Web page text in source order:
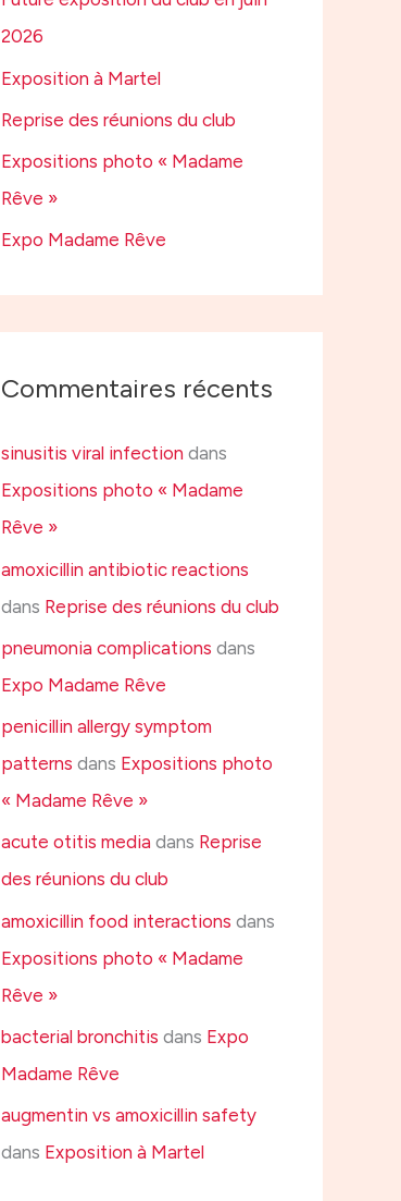
e
r
2026
Exposition à Martel
Reprise des réunions du club
Expositions photo « Madame
Rêve »
Expo Madame Rêve
Commentaires récents
sinusitis viral infection dans
Expositions photo « Madame
Rêve »
amoxicillin antibiotic reactions
dans Reprise des réunions du club
pneumonia complications dans
Expo Madame Rêve
penicillin allergy symptom
patterns dans Expositions photo
« Madame Rêve »
acute otitis media dans Reprise
des réunions du club
amoxicillin food interactions dans
Expositions photo « Madame
Rêve »
bacterial bronchitis dans Expo
Madame Rêve
augmentin vs amoxicillin safety
dans Exposition à Martel